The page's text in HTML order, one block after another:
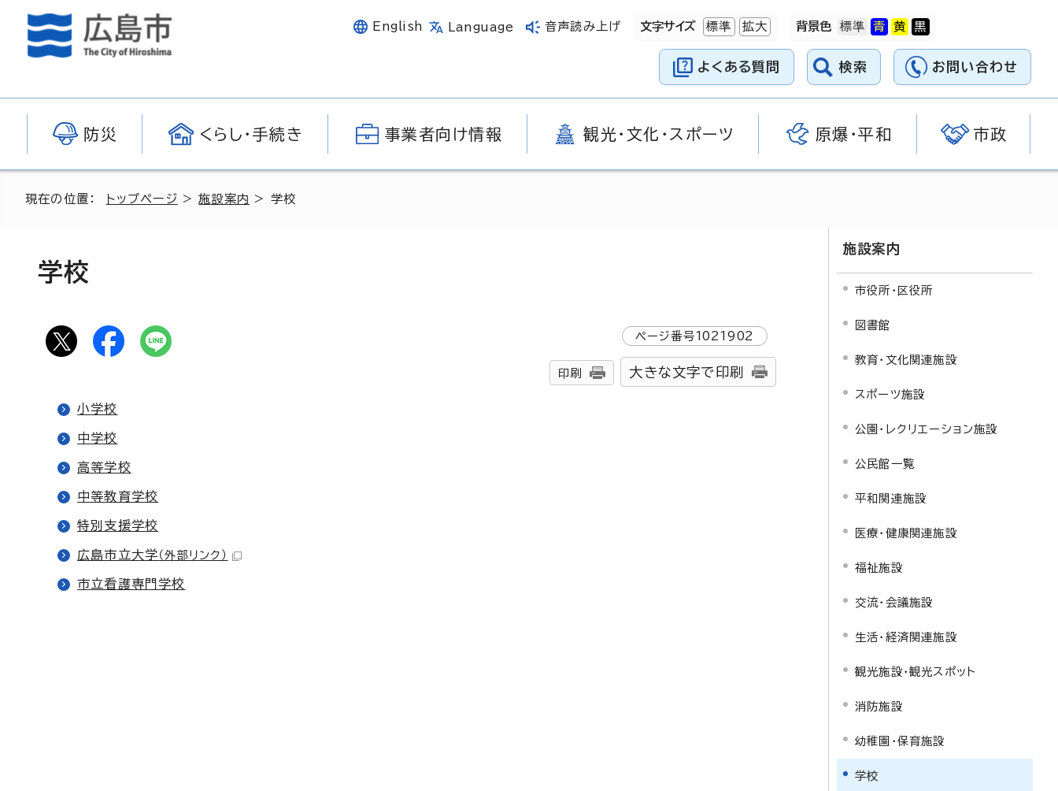
English Language 音声読み上げ 文字サイズ 標準 拡大 背景色
よくある質問 検索 お問い合わせ
防災 くらし・手続き 事業者向け情報 観光・文化・スポーツ 原爆・平和 市政
現在の位置： トップページ >施設案内 > 学校
学校
ページ番号1021902
印刷 大きな文字で印刷
小学校
中学校
高等学校
中等教育学校
特別支援学校
広島市立大学 （外部リンク）
市立看護専門学校
施設案内
市役所・区役所
図書館
教育・文化関連施設
スポーツ施設
公園・レクリエーション施設
公民館一覧
平和関連施設
医療・健康関連施設
福祉施設
交流・会議施設
生活・経済関連施設
観光施設・観光スポット
消防施設
幼稚園・保育施設
学校